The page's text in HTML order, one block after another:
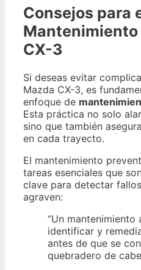
Consejos para
Mantenimiento
CX-3
Si deseas evitar
Mazda CX-3, es
enfoque de
Esta práctica no solo
sino que también
en cada trayecto.
El mantenimiento
tareas esenciales que
clave para detectar
agraven:
“Un
identificar y
antes de que se
quebradero de